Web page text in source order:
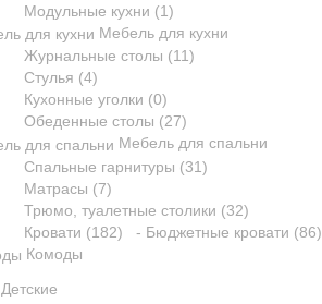
Модульные кухни (1)
Мебель для кухни
Журнальные столы (11)
Стулья (4)
Кухонные уголки (0)
Обеденные столы (27)
Мебель для спальни
Спальные гарнитуры (31)
Матрасы (7)
Трюмо, туалетные столики (32)
Кровати (182)
- Бюджетные кровати (86)
Комоды
Детские